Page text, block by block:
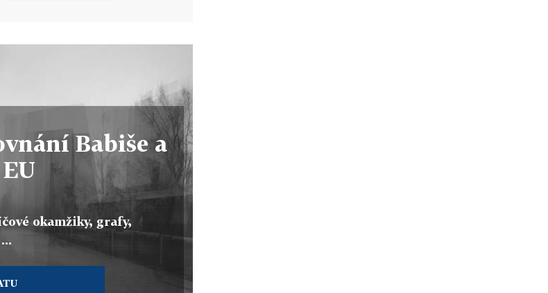
Babiše a
okamžiky, grafy,